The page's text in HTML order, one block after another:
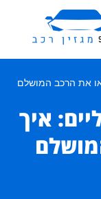
את הרכב המושלם
איך